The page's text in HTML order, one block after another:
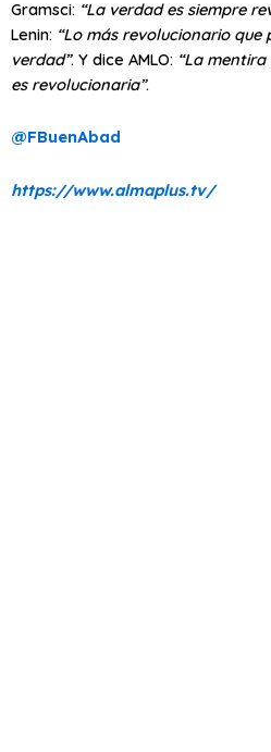
Gramsci: “La verdad es siempre
Lenin: “Lo más revolucionario que
verdad”. Y dice AMLO: “La
es revolucionaria”.
@FBuenAbad
https://www.almaplus.tv/